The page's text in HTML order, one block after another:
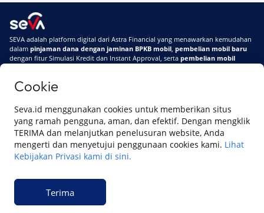
Cookie
Seva.id menggunakan cookies untuk memberikan situs
yang ramah pengguna, aman, dan efektif. Dengan mengklik
TERIMA dan melanjutkan penelusuran website, Anda
mengerti dan menyetujui penggunaan cookies kami. Lihat
Kebijakan Privasi kami di sini.
Terima
Telat Bayar Pinjol 2 Hari, Apakah Langsung
Masuk BI Checking? Simak Peraturan
Terbarunya di 2026
SEVA adalah platform digital dari Astra Financial yang menawarkan kemudahan
dalam pinjaman dana dengan jaminan BPKB mobil pembelian mobil baru
dengan fitur Simulasi Kredit dan Instant Approval, serta pembelian mobil
Di SEVA #UrusanMobilSegampangItu
Tentang SEVASyarat & Ketentuan
Pemberitahuan Privasi
Website ini dikelola oleh PT Cipta Sedaya Digital Indonesia (CSDI), organisasi
© 2023 Copyright SEVA